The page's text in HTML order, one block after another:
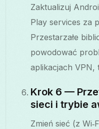
Zaktualizuj
Play services za
Przestarzałe
powodować
aplikacjach VPN,
Krok 6 —
sieci i trybie
Zmień sieć (z